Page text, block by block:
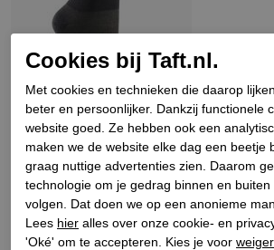
Zooff
Dames sokken
€ 21,95
Cookies bij Taft.nl.
Met cookies en technieken die daarop
beter en persoonlijker. Dankzij functionele
website goed. Ze hebben ook een
maken we de website elke dag een beetje
graag nuttige advertenties zien. Daarom
technologie om je gedrag binnen en
volgen. Dat doen we op een anonieme
Lees hier alles over onze cookie- en
'Oké' om te accepteren. Kies je voor